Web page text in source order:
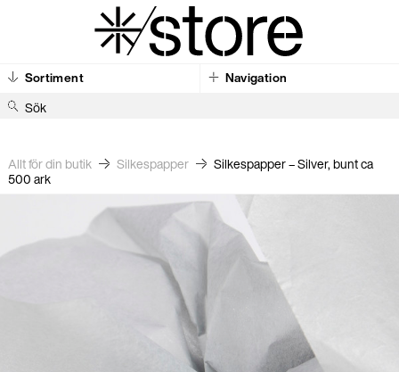
Sortiment Navigation
Sök
Allt för din butik Silkes­papper
Silkespapper – Silver, bunt ca
500 ark